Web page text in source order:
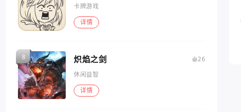
卡牌游戏
详情
炽焰之剑
26
休闲益智
详情